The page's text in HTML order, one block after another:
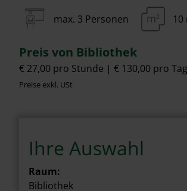
max. 3 Personen 10
Preis von Bibliothek
€ 27,00 pro Stunde € 130,00 pro Tag
Preise exkl. USt
Ihre Auswahl
Raum:
Bibliothek